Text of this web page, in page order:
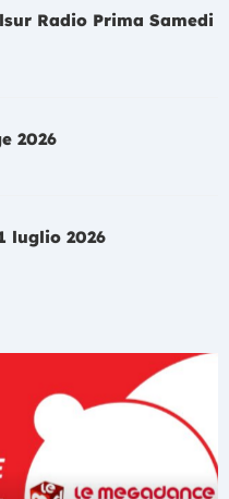
Radio Prima Samedi
2026
luglio 2026